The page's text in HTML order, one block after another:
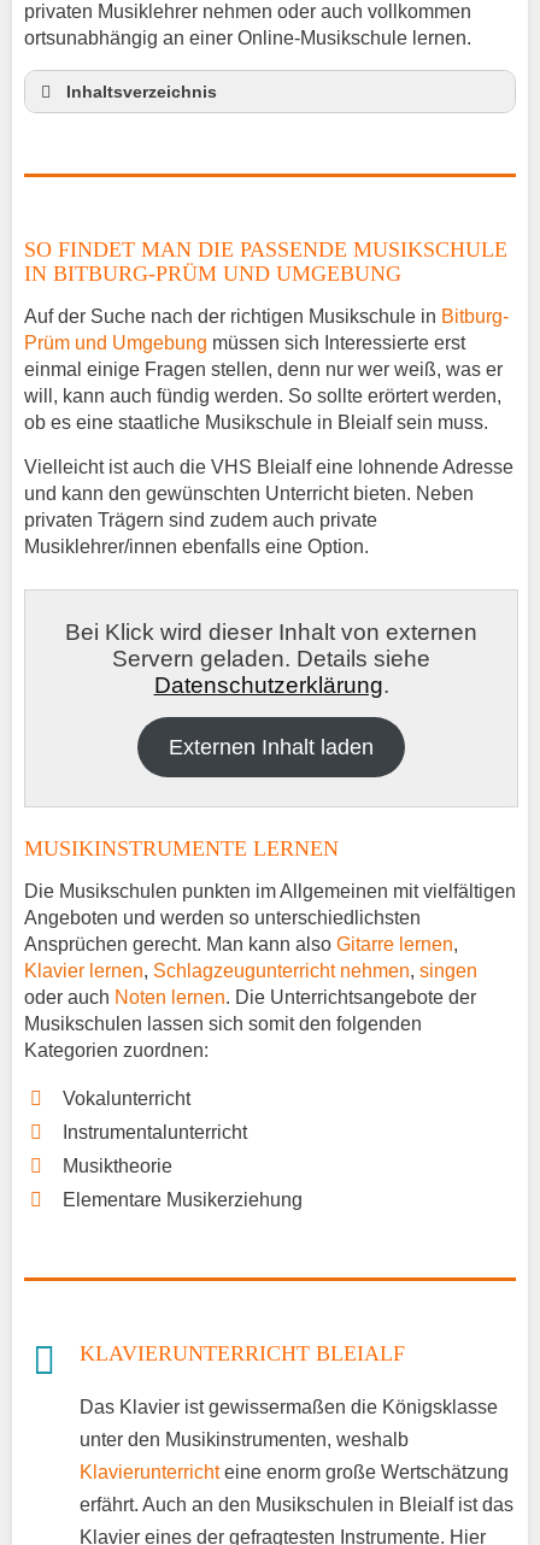
privaten Musiklehrer nehmen oder auch vollkommen
ortsunabhängig an einer Online-Musikschule lernen.
Inhaltsverzeichnis
Gitarrenunterricht Bleialf
Musiklehrer Stellenangebote – Bleialf
SO FINDET MAN DIE PASSENDE MUSIKSCHULE
IN BITBURG-PRÜM UND UMGEBUNG
Auf der Suche nach der richtigen Musikschule in Bitburg-
Prüm und Umgebung müssen sich Interessierte erst
einmal einige Fragen stellen, denn nur wer weiß, was er
will, kann auch fündig werden. So sollte erörtert werden,
ob es eine staatliche Musikschule in Bleialf sein muss.
Vielleicht ist auch die VHS Bleialf eine lohnende Adresse
und kann den gewünschten Unterricht bieten. Neben
privaten Trägern sind zudem auch private
Musiklehrer/innen ebenfalls eine Option.
Bei Klick wird dieser Inhalt von externen
Servern geladen. Details siehe
Datenschutzerklärung.
Externen Inhalt laden
MUSIKINSTRUMENTE LERNEN
Die Musikschulen punkten im Allgemeinen mit vielfältigen
Angeboten und werden so unterschiedlichsten
Ansprüchen gerecht. Man kann also Gitarre lernen,
Klavier lernen, Schlagzeugunterricht nehmen, singen
oder auch Noten lernen. Die Unterrichtsangebote der
Musikschulen lassen sich somit den folgenden
Kategorien zuordnen:
Vokalunterricht
Instrumentalunterricht
Musiktheorie
Elementare Musikerziehung
KLAVIERUNTERRICHT BLEIALF
Das Klavier ist gewissermaßen die Königsklasse
unter den Musikinstrumenten, weshalb
Klavierunterrichteine enorm große Wertschätzung
erfährt. Auch an den Musikschulen in Bleialf ist das
Klavier eines der gefragtesten Instrumente. Hier